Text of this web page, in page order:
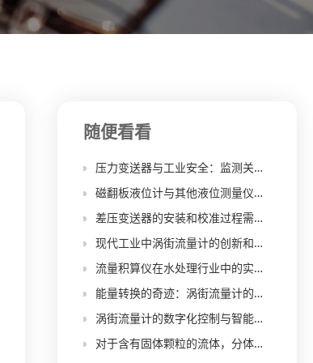
随便看看
压力变送器与工业安全：监测关键参数的关键设备
磁翻板液位计与其他液位测量仪器的对比分析及优缺点
差压变送器的安装和校准过程需要注意哪些关键步骤？
现代工业中涡街流量计的创新和发展趋势
流量积算仪在水处理行业中的实际应用案例分析
能量转换的奇迹：涡街流量计的效率之源
涡街流量计的数字化控制与智能化应用
对于含有固体颗粒的流体，分体式夹持涡街流量计的适用性如何？